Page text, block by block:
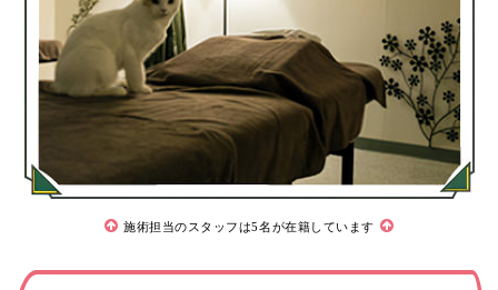
施術担当のスタッフは5名が在籍しています